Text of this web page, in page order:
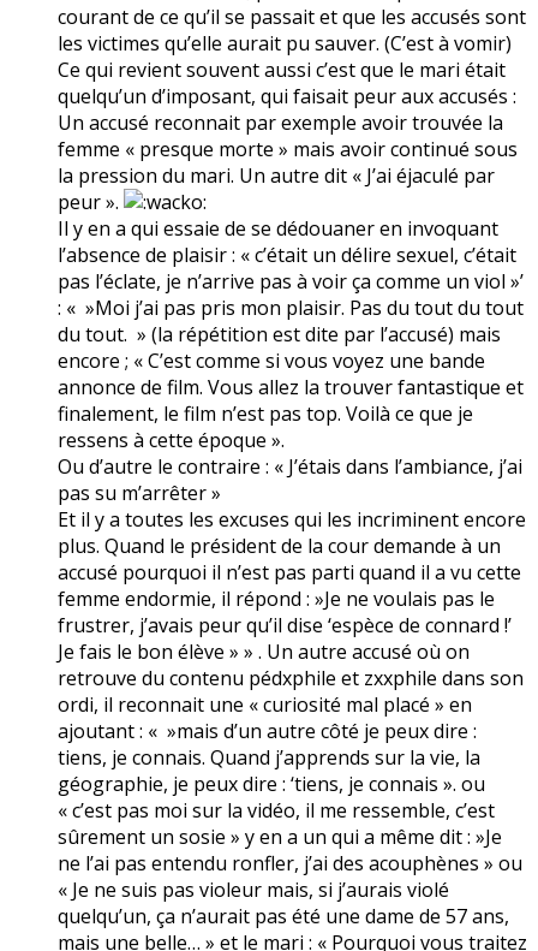
courant de ce qu’il se passait et que les accusés sont
les victimes qu’elle aurait pu sauver. (C’est à vomir)
Ce qui revient souvent aussi c’est que le mari était
quelqu’un d’imposant, qui faisait peur aux accusés :
Un accusé reconnait par exemple avoir trouvée la
femme « presque morte » mais avoir continué sous
la pression du mari. Un autre dit « J’ai éjaculé par
peur ».
Il y en a qui essaie de se dédouaner en invoquant
l’absence de plaisir : « c’était un délire sexuel, c’était
pas l’éclate, je n’arrive pas à voir ça comme un viol »’
: « »Moi j’ai pas pris mon plaisir. Pas du tout du tout
du tout. » (la répétition est dite par l’accusé) mais
encore ; « C’est comme si vous voyez une bande
annonce de film. Vous allez la trouver fantastique et
finalement, le film n’est pas top. Voilà ce que je
ressens à cette époque ».
Ou d’autre le contraire : « J’étais dans l’ambiance, j’ai
pas su m’arrêter »
Et il y a toutes les excuses qui les incriminent encore
plus. Quand le président de la cour demande à un
accusé pourquoi il n’est pas parti quand il a vu cette
femme endormie, il répond : »Je ne voulais pas le
frustrer, j’avais peur qu’il dise ‘espèce de connard !’
Je fais le bon élève » » . Un autre accusé où on
retrouve du contenu pédxphile et zxxphile dans son
ordi, il reconnait une « curiosité mal placé » en
ajoutant : « »mais d’un autre côté je peux dire :
tiens, je connais. Quand j’apprends sur la vie, la
géographie, je peux dire : ‘tiens, je connais ». ou
« c’est pas moi sur la vidéo, il me ressemble, c’est
sûrement un sosie » y en a un qui a même dit : »Je
ne l’ai pas entendu ronfler, j’ai des acouphènes » ou
« Je ne suis pas violeur mais, si j’aurais violé
quelqu’un, ça n’aurait pas été une dame de 57 ans,
mais une belle… » et le mari : « Pourquoi vous traitez